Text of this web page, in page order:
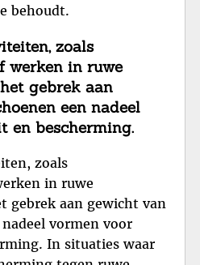
behoudt.
zoals
werken in ruwe
gebrek aan
een nadeel
en bescherming.
zoals
in ruwe
gebrek aan gewicht van
vormen voor
In situaties waar